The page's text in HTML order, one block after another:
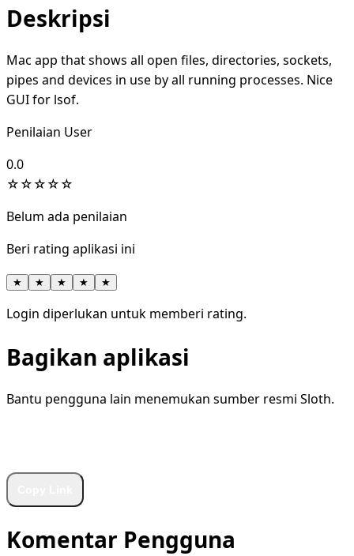
Deskripsi
Mac app that shows all open files, directories, sockets,
pipes and devices in use by all running processes. Nice
GUI for lsof.
Penilaian User
0.0
☆☆☆☆☆
Belum ada penilaian
Beri rating aplikasi ini
★ ★ ★ ★ ★
Login diperlukan untuk memberi rating.
Bagikan aplikasi
Bantu pengguna lain menemukan sumber resmi Sloth.
Komentar Pengguna